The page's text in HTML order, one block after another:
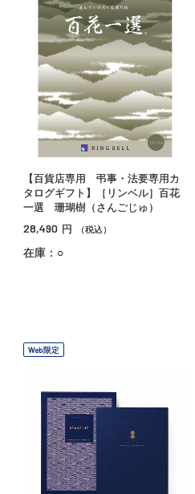
【百貨店専用 弔事・法要専用カ
タログギフト】［リンベル］百花
一選 珊瑚樹（さんごじゅ）
28,490 円 （税込）
在庫：○
Web限定